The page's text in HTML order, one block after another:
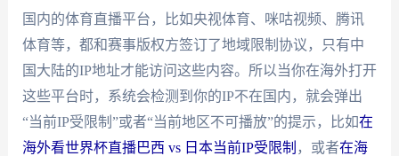
国内的体育直播平台，比如央视体育、咪咕视频、腾讯
体育等，都和赛事版权方签订了地域限制协议，只有中
国大陆的IP地址才能访问这些内容。所以当你在海外打开
这些平台时，系统会检测到你的IP不在国内，就会弹出
“当前IP受限制”或者“当前地区不可播放”的提示，比如在
海外看世界杯直播巴西 vs 日本当前IP受限制 ，或者在海